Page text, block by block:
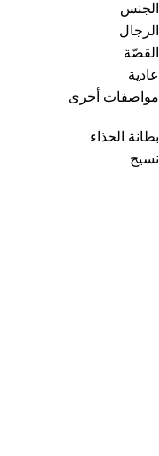
الجنس
الرجال
القصّة
عادية
مواصفات أخرى
بطانة الحذاء
نسيج